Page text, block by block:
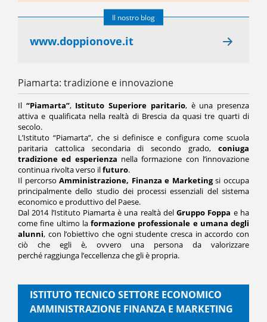
Il nostro blog
www.doppionove.it
Piamarta: tradizione e innovazione
Il “Piamarta”, Istituto Superiore paritario, è una presenza
attiva e qualificata nella realtà di Brescia da quasi tre quarti di
secolo.
L’Istituto“Piamarta”, che si definisce e configura come scuola
paritaria cattolica secondaria di secondo grado, coniuga
tradizione ed esperienza nella formazione con l’innovazione
continua rivolta verso ilfuturo.
Il percorsoAmministrazione, Finanza e Marketingsi occupa
principalmente dello studio dei processi essenziali del sistema
economico e produttivo del Paese.
Dal 2014 l’Istituto Piamarta è una realtà delGruppo Foppa e ha
come fine ultimo la formazione professionale e umana degli
alunni, con l’obiettivo che ogni studente cresca in accordo con
ciò che egli è, ovvero una persona da valorizzare
perché raggiunga l’eccellenza che gli è propria.
ISTITUTO TECNICO SETTORE ECONOMICO
AMMINISTRAZIONE FINANZA E MARKETING